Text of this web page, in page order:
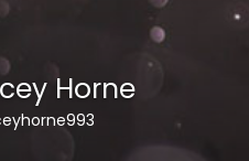
Horne